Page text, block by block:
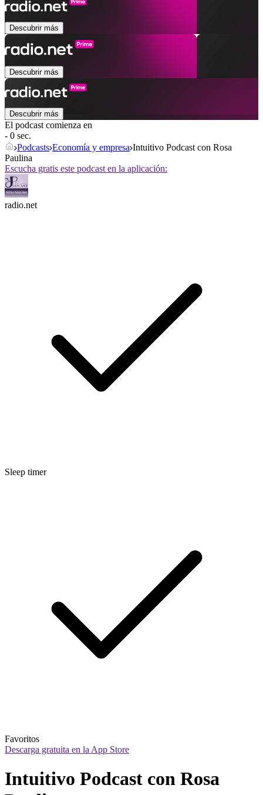
Descubrir más
Descubrir más
Descubrir más
El podcast comienza en
- 0 sec.
Podcasts Economía y empresa Intuitivo Podcast con Rosa
Paulina
Escucha gratis este podcast en la aplicación:
radio.net
Sleep timer
Favoritos
Descarga gratuita en la App Store
Intuitivo Podcast con Rosa